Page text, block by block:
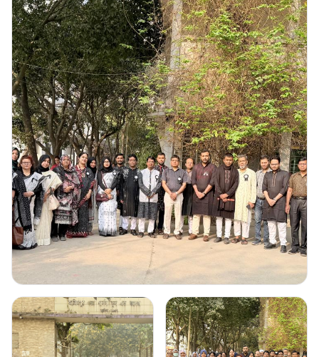
Gallery Image1
Click to view full image